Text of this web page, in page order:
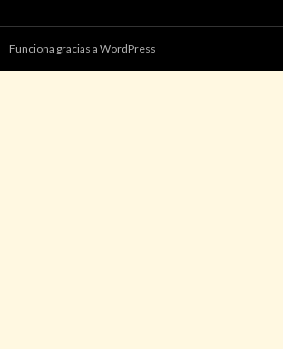
Funciona gracias a WordPress